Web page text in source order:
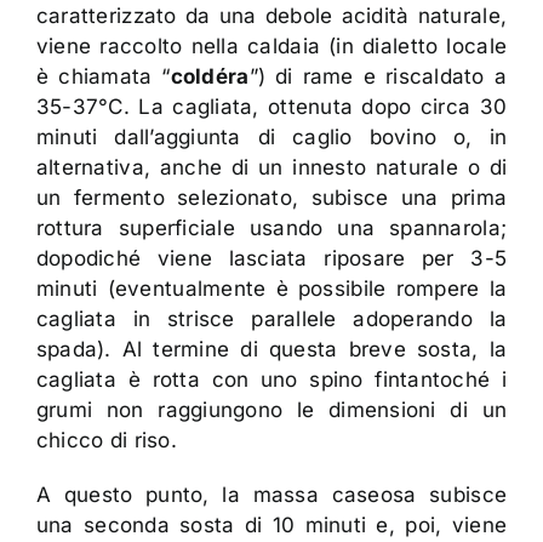
caratterizzato da una debole acidità naturale,
viene raccolto nella caldaia (in dialetto locale
è chiamata “coldéra”) di rame e riscaldato a
35-37°C. La cagliata, ottenuta dopo circa 30
minuti dall’aggiunta di caglio bovino o, in
alternativa, anche di un innesto naturale o di
un fermento selezionato, subisce una prima
rottura superficiale usando una spannarola;
dopodiché viene lasciata riposare per 3-5
minuti (eventualmente è possibile rompere la
cagliata in strisce parallele adoperando la
spada). Al termine di questa breve sosta, la
cagliata è rotta con uno spino fintantoché i
grumi non raggiungono le dimensioni di un
chicco di riso.
A questo punto, la massa caseosa subisce
una seconda sosta di 10 minuti e, poi, viene